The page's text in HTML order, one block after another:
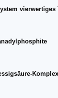
vierwertiges